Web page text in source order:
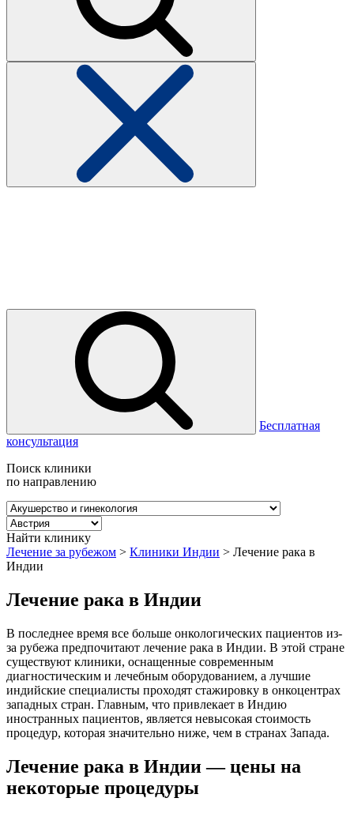
Бесплатная
консультация
Поиск клиники
по направлению
Найти клинику
Лечение за рубежом > Клиники Индии > Лечение рака в
Индии
Лечение рака в Индии
В последнее время все больше онкологических пациентов из-
за рубежа предпочитают лечение рака в Индии. В этой стране
существуют клиники, оснащенные современным
диагностическим и лечебным оборудованием, а лучшие
индийские специалисты проходят стажировку в онкоцентрах
западных стран. Главным, что привлекает в Индию
иностранных пациентов, является невысокая стоимость
процедур, которая значительно ниже, чем в странах Запада.
Лечение рака в Индии — цены на
некоторые процедуры